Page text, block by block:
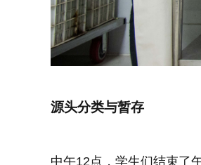
源头分类与暂存
中午12点，学生们结束了